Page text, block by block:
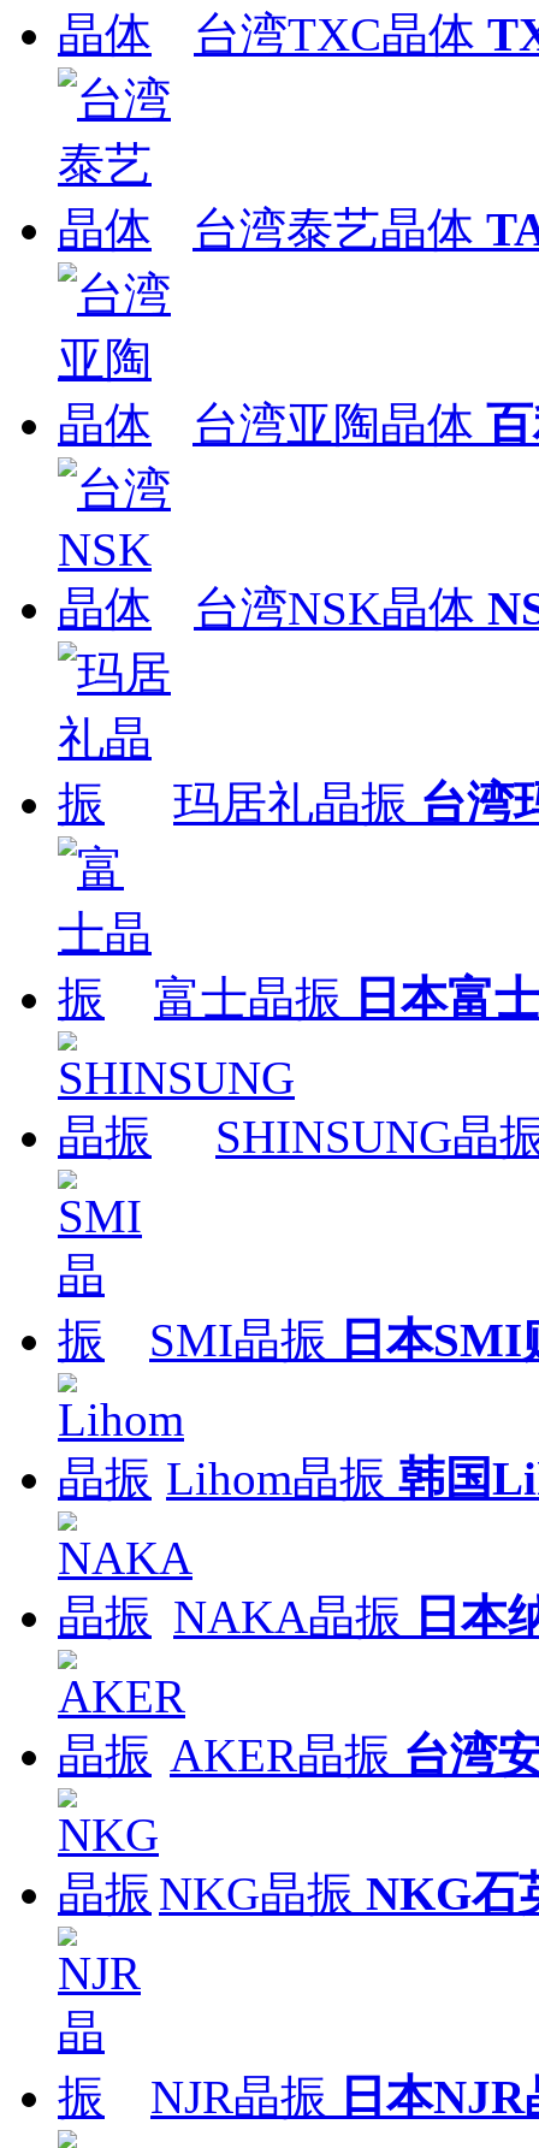
台湾TXC晶体
台湾泰艺晶体
台湾亚陶晶体
台湾NSK晶体
玛居礼晶振 台湾
富士晶振 日本富
SHINSUNG晶
SMI晶振 日本SMI
Lihom晶振 韩国
NAKA晶振 日本
AKER晶振 台湾
NKG晶振 NKG石
NJR晶振 日本